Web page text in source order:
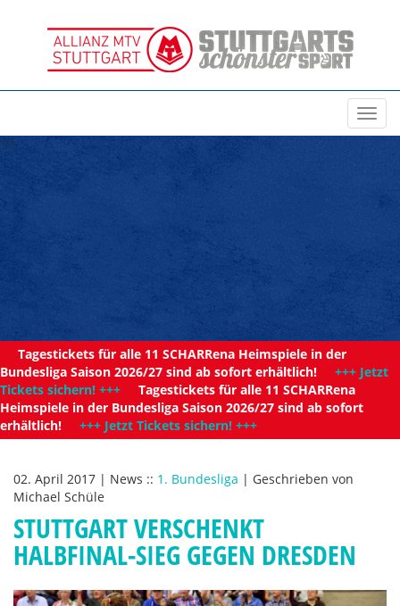
11
Tagestickets für alle 11 SCHARRena Heimspiele in der
Bundesliga Saison 2026/27 sind ab sofort erhältlich! +++ Jetzt
Tickets sichern! +++ Tagestickets für alle 11 SCHARRena
Heimspiele in der Bundesliga Saison 2026/27 sind ab sofort
erhältlich! +++ Jetzt Tickets sichern! +++
02. April 2017 | News :: 1. Bundesliga | Geschrieben von
Michael Schüle
STUTTGART VERSCHENKT
HALBFINAL-SIEG GEGEN DRESDEN